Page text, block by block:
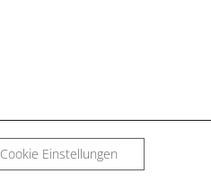
Cookie Einstellungen